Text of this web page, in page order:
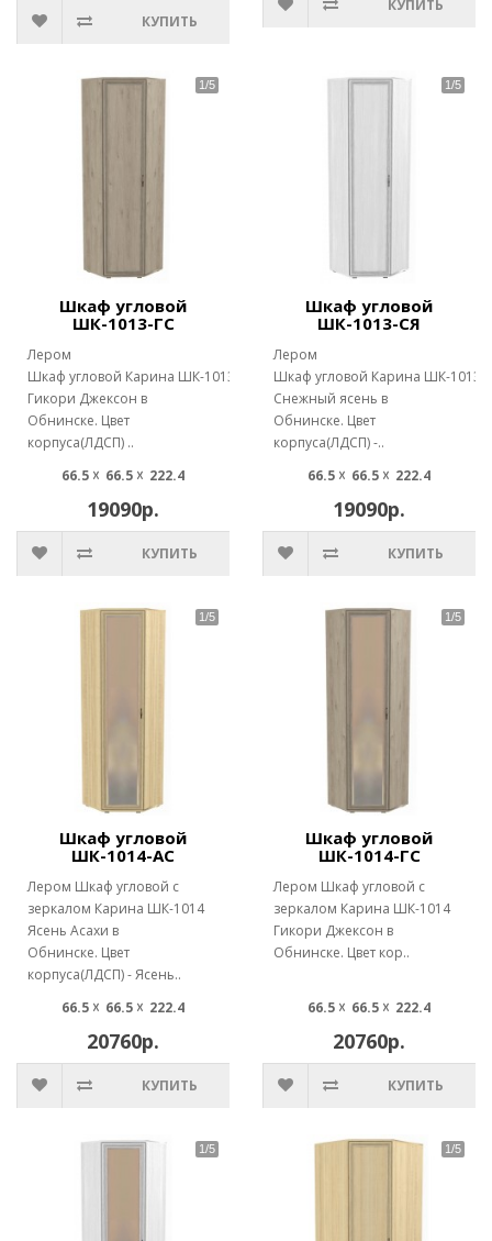
КУПИТЬ
КУПИТЬ
Шкаф угловой
ШК-1013-ГС
Лером
Шкаф угловой Карина ШК-1013
Гикори Джексон в
Обнинске. Цвет
корпуса(ЛДСП) ..
66.5 ☓ 66.5 ☓ 222.4
19090р.
КУПИТЬ
Шкаф угловой
ШК-1013-СЯ
Лером
Шкаф угловой Карина ШК-1013
Снежный ясень в
Обнинске. Цвет
корпуса(ЛДСП) -..
66.5 ☓ 66.5 ☓ 222.4
19090р.
КУПИТЬ
Шкаф угловой
ШК-1014-АС
Лером Шкаф угловой с
зеркалом Карина ШК-1014
Ясень Асахи в
Обнинске. Цвет
корпуса(ЛДСП) - Ясень..
66.5 ☓ 66.5 ☓ 222.4
20760р.
КУПИТЬ
Шкаф угловой
ШК-1014-ГС
Лером Шкаф угловой с
зеркалом Карина ШК-1014
Гикори Джексон в
Обнинске. Цвет кор..
66.5 ☓ 66.5 ☓ 222.4
20760р.
КУПИТЬ